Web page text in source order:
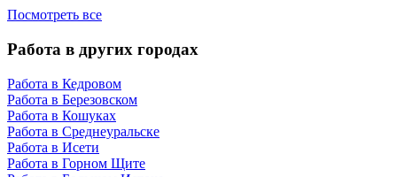
Посмотреть все
Работа в других городах
Работа в Кедровом
Работа в Березовском
Работа в Кошуках
Работа в Среднеуральске
Работа в Исети
Работа в Горном Щите